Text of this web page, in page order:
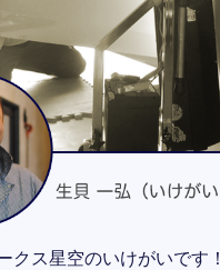
クス星空のいけがいです！